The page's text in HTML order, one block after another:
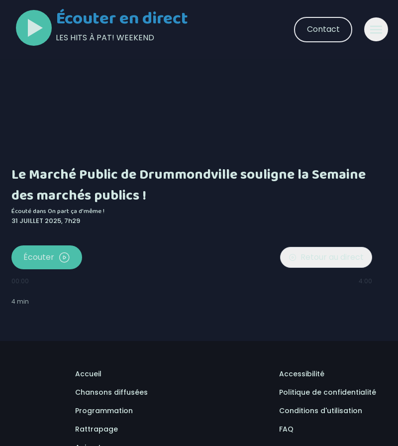
Écouter en direct
LES HITS À PAT! WEEKEND
Contact
Le Marché Public de Drummondville souligne la Semaine
des marchés publics !
Écouté dansOn part ça d'même !
31 JUILLET 2025, 7h29
Écouter Retour au direct
00:00 4:00
4 min
Accueil
Chansons diffusées
Programmation
Rattrapage
Accessibilité
Politique de confidentialité
Conditions d'utilisation
FAQ